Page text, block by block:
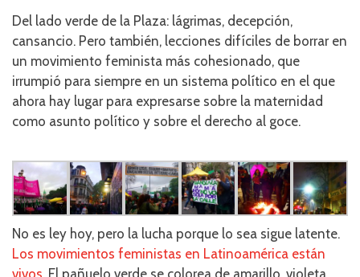
Del lado verde de la Plaza: lágrimas, decepción,
cansancio. Pero también, lecciones difíciles de borrar en
un movimiento feminista más cohesionado, que
irrumpió para siempre en un sistema político en el que
ahora hay lugar para expresarse sobre la maternidad
como asunto político y sobre el derecho al goce.
No es ley hoy, pero la lucha porque lo sea sigue latente.
Los movimientos feministas en Latinoamérica están